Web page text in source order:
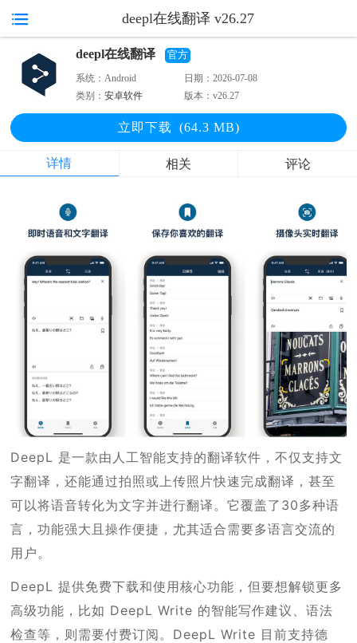
deepl在线翻译 v26.27
deepl在线翻译 官方
系统：Android 日期：2026-07-08
类别：安卓软件 版本：v26.27
立即下载 (64.3 MB)
详情 相关 评论
DeepL 是一款由人工智能支持的翻译软件，不仅支持文
字翻译，还能通过拍照或上传照片快速完成翻译，甚至
可以将语音转化为文字并进行翻译。它覆盖了30多种语
言，功能强大且操作便捷，尤其适合需要多语言交流的
用户。
DeepL 提供免费下载和使用核心功能，但要想解锁更多
高级功能，比如 DeepL Write 的智能写作建议、语法
检查等，则需要付费订阅。DeepL Write 目前支持德